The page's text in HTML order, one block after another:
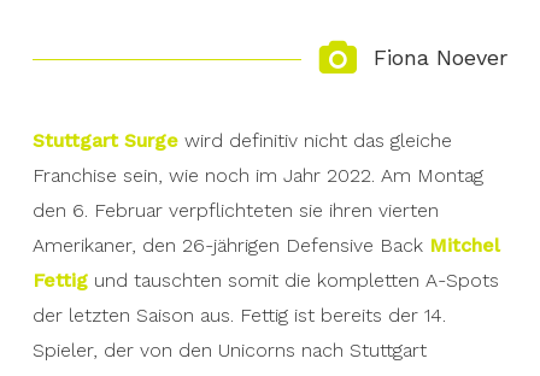
Fiona Noever
Stuttgart Surgewird definitiv nicht das gleiche
Franchise sein, wie noch im Jahr 2022. Am Montag
den 6. Februar verpflichteten sie ihren vierten
Amerikaner, den 26-jährigen Defensive Back Mitchel
Fettigund tauschten somit die kompletten A-Spots
der letzten Saison aus. Fettig ist bereits der 14.
Spieler, der von den Unicorns nach Stuttgart